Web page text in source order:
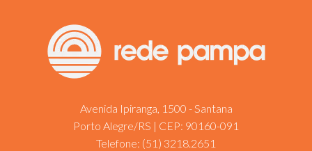
Avenida Ipiranga, 1500 - Santana
Porto Alegre/RS | CEP: 90160-091
Telefone: (51) 3218.2651